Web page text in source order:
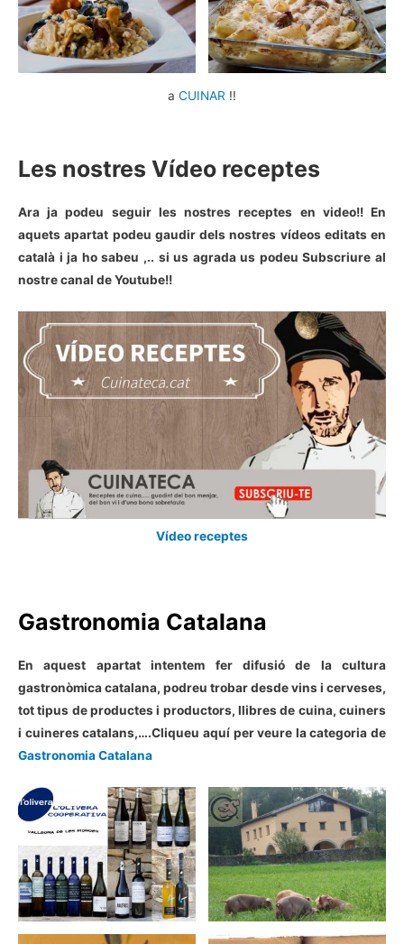
a CUINAR !!
Les nostres Vídeo receptes
Ara ja podeu seguir les nostres receptes en video!! En
aquets apartat podeu gaudir dels nostres vídeos editats en
català i ja ho sabeu ,.. si us agrada us podeu Subscriure al
nostre canal de Youtube!!
Vídeo receptes
Gastronomia Catalana
En aquest apartat intentem fer difusió de la cultura
gastronòmica catalana, podreu trobar desde vins i cerveses,
tot tipus de productes i productors, llibres de cuina, cuiners
i cuineres catalans,….Cliqueu aquí per veure la categoria de
Gastronomia Catalana